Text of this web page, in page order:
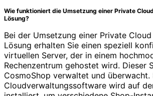
Wie funktioniert die Umsetzung einer Private
Lösung?
Bei der Umsetzung einer Private
Lösung erhalten Sie einen speziell
virtuellen Server, der in einem
Rechenzentrum gehostet wird. Dieser
CosmoShop verwaltet und überwacht.
Cloudverwaltungssoftware wird auf